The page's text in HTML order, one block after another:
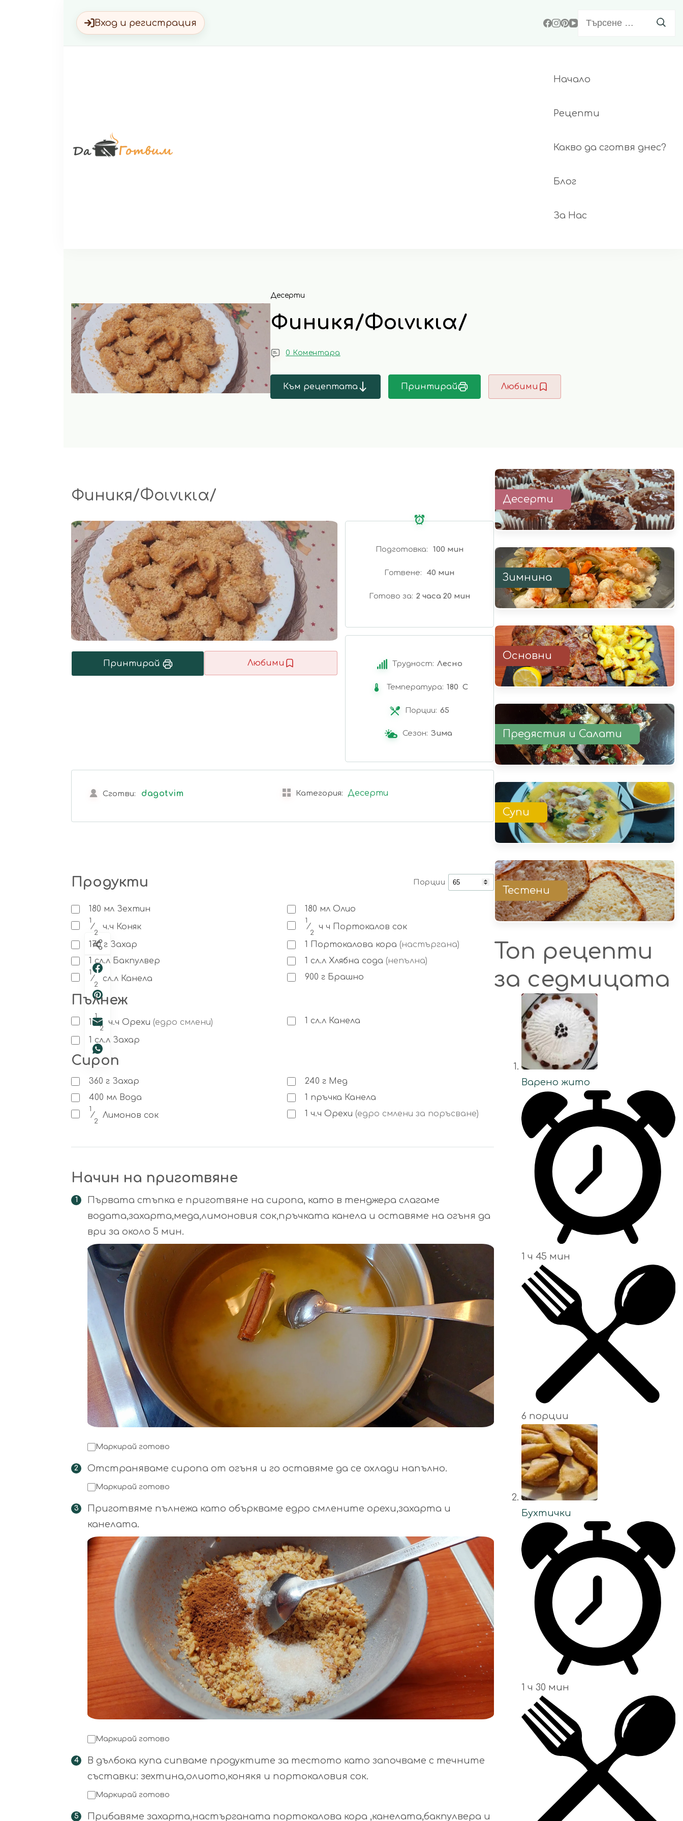
Вход и регистрация
за:
Начало
Рецепти
Какво да сготвя днес?
Блог
За Нас
Десерти
Финикя/Φοινικια/
0 Коментара
Към рецептата Принтирай Любими
Финикя/Φοινικια/
Принтирай Любими
Подготовка 100 мин
Готвене 40 мин
Готово за 2 часа 20 мин
Трудност: Лесно
Температура: 180 C
Порции: 65
Сезон: Зима
Сготви: dagotvim Категория: Десерти
Продукти Порции
180 мл Зехтин 180 мл Олио
1
⁄
2
ч.ч Коняк
1
⁄
2
ч ч Портокалов сок
170 г Захар 1 Портокалова кора (настъргана)
1 сл.л Бакпулвер 1 сл.л Хлябна сода (непълна)
1
⁄
2
сл.л Канела 900 г Брашно
Пълнеж
1
1
⁄
2
ч.ч Орехи (едро смлени) 1 сл.л Канела
1 сл.л Захар
Сироп
360 г Захар 240 г Мед
400 мл Вода 1 пръчка Канела
1
⁄
2
Лимонов сок 1 ч.ч Орехи (едро смлени за поръсване)
Начин на приготвяне
Първата стъпка е приготвяне на сиропа, като в тенджера слагаме
водата,захарта,меда,лимоновия сок,пръчката канела и оставяме на огъня да
ври за около 5 мин.
Маркирай готово
Отстраняваме сиропа от огъня и го оставяме да се охлади напълно.
Маркирай готово
Приготвяме пълнежа като объркваме едро смлените орехи,захарта и
канелата.
Маркирай готово
В дълбока купа сипваме продуктите за тестото като започваме с течните
съставки: зехтина,олиото,конякя и портокаловия сок.
Маркирай готово
Прибавяме захарта,настърганата портокалова кора ,канелата,бакпулвера и
Десерти
Зимнина
Основни
Предястия и Салати
Супи
Тестени
Топ рецепти
за седмицата
Варено жито
1 ч 45 мин
6 порции
Бухтички
1 ч 30 мин